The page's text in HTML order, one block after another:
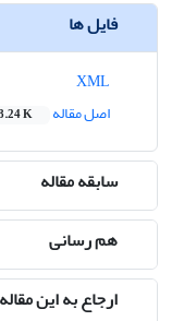
فایل ها
اصل مقاله
K
سابقه مقاله
هم رسانی
ارجاع به این مقاله